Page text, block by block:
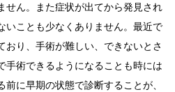
せん。また症状が出てから発見され
いことも少なくありません。最近で
おり、手術が難しい、できないとさ
手術できるようになることも時には
に早期の状態で診断することが、